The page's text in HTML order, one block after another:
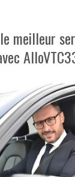
meilleur